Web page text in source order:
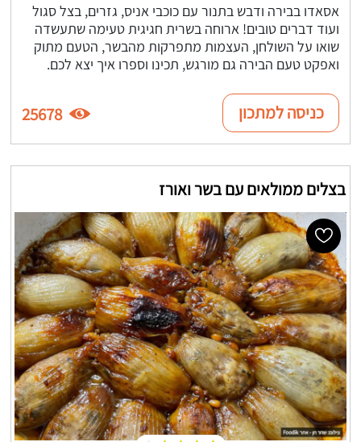
אסאדו בבירה ודבש בתנור עם כוכבי אניס, גזרים, בצל סגול
ועוד דברים טובים! ארוחה בשרית חגיגית טעימה שתעשדה
שואו על השולחן, העצמות מתפרקות מהבשר, הטעם מתוק
ואפקט טעם הבירה גם מורגש, תכינו וספרו איך יצא לכם.
כניסה למתכון 25678
בצלים ממולאים עם בשר ואורז